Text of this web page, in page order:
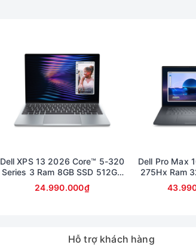
Dell XPS 13 2026 Core™ 5-320
Series 3 Ram 8GB SSD 512GB
Màn 13.4inch 2K cảm ứng
24.990.000₫
Dell Pro Max
275Hx Ram
Card RTX
FullHD (bảo
Hỗ trợ khách hàng